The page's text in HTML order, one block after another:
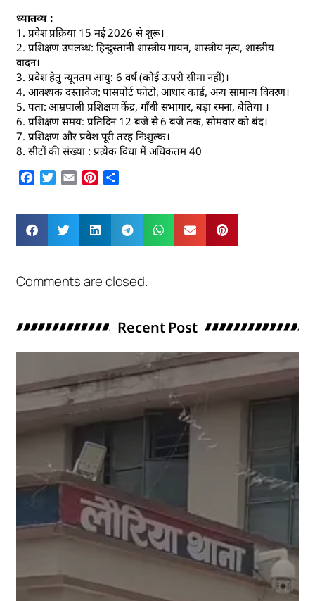
ध्यातव्य :
1. प्रवेश प्रक्रिया 15 मई 2026 से शुरू।
2. प्रशिक्षण उपलब्ध: हिन्दुस्तानी शास्त्रीय गायन, शास्त्रीय नृत्य, शास्त्रीय
वादन।
3. प्रवेश हेतु न्यूनतम आयु: 6 वर्ष (कोई ऊपरी सीमा नहीं)।
4. आवश्यक दस्तावेज: पासपोर्ट फोटो, आधार कार्ड, अन्य सामान्य विवरण।
5. पता: आम्रपाली प्रशिक्षण केंद्र, गाँधी सभागार, बड़ा रमना, बेतिया ।
6. प्रशिक्षण समय: प्रतिदिन 12 बजे से 6 बजे तक, सोमवार को बंद।
7. प्रशिक्षण और प्रवेश पूरी तरह निःशुल्क।
8. सीटों की संख्या : प्रत्येक विधा में अधिकतम 40
Facebook
Twitter
Email Pinterest
Comments are closed.
Recent Post